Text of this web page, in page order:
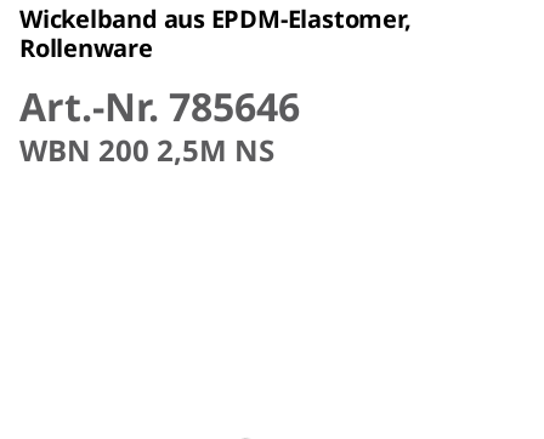
Wickelband aus EPDM-Elastomer,
Rollenware
Art.-Nr. 785646
WBN 200 2,5M NS